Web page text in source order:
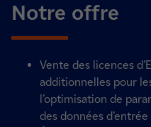
Notre offre
Vente des licences
additionnelles pour
l’optimisation de
des données d’entrée